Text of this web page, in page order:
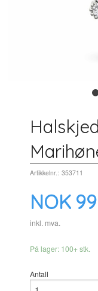
Artikkelnr.: 353711
Pris
NOK
inkl. mva.
På lager: 100+ stk.
Antall